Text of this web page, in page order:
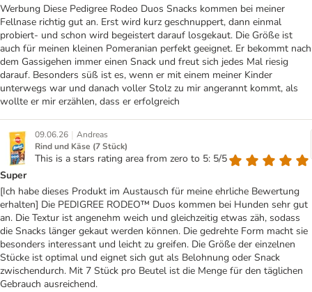
Werbung Diese Pedigree Rodeo Duos Snacks kommen bei meiner
Fellnase richtig gut an. Erst wird kurz geschnuppert, dann einmal
probiert- und schon wird begeistert darauf losgekaut. Die Größe ist
auch für meinen kleinen Pomeranian perfekt geeignet. Er bekommt nach
dem Gassigehen immer einen Snack und freut sich jedes Mal riesig
darauf. Besonders süß ist es, wenn er mit einem meiner Kinder
unterwegs war und danach voller Stolz zu mir angerannt kommt, als
wollte er mir erzählen, dass er erfolgreich
09.06.26 | Andreas
Rind und Käse (7 Stück)
This is a stars rating area from zero to 5: 5/5
Super
[Ich habe dieses Produkt im Austausch für meine ehrliche Bewertung
erhalten] Die PEDIGREE RODEO™ Duos kommen bei Hunden sehr gut
an. Die Textur ist angenehm weich und gleichzeitig etwas zäh, sodass
die Snacks länger gekaut werden können. Die gedrehte Form macht sie
besonders interessant und leicht zu greifen. Die Größe der einzelnen
Stücke ist optimal und eignet sich gut als Belohnung oder Snack
zwischendurch. Mit 7 Stück pro Beutel ist die Menge für den täglichen
Gebrauch ausreichend.